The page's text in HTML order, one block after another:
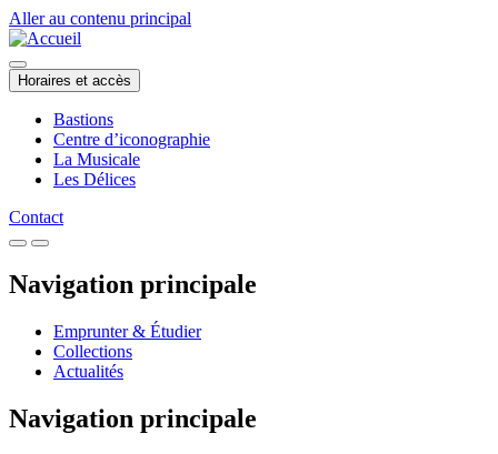
Aller au contenu principal
Horaires et accès
Bastions
Centre d’iconographie
La Musicale
Les Délices
Contact
Navigation principale
Emprunter & Étudier
Collections
Actualités
Navigation principale